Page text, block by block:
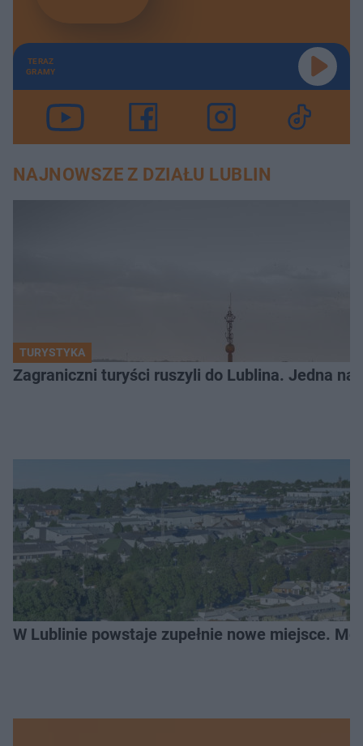
TERAZ
GRAMY
NAJNOWSZE Z DZIAŁU LUBLIN
TURYSTYKA
Zagraniczni turyści ruszyli do Lublina. Jedna
W Lublinie powstaje zupełnie nowe miejsce.